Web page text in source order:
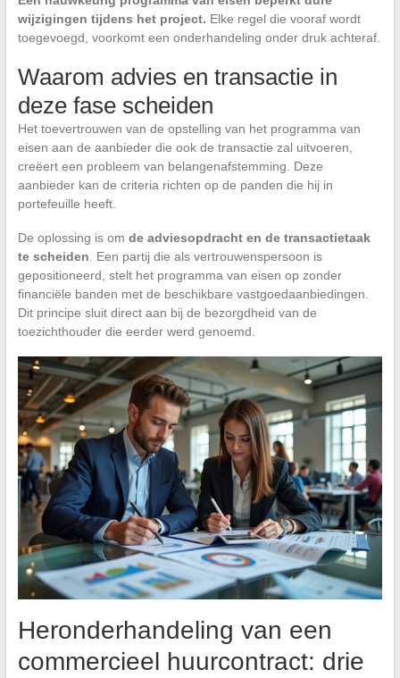
wijzigingen tijdens het project. Elke regel die vooraf wordt
toegevoegd, voorkomt een onderhandeling onder druk achteraf.
Waarom advies en transactie in
deze fase scheiden
Het toevertrouwen van de opstelling van het programma van
eisen aan de aanbieder die ook de transactie zal uitvoeren,
creëert een probleem van belangenafstemming. Deze
aanbieder kan de criteria richten op de panden die hij in
portefeuille heeft.
De oplossing is om de adviesopdracht en de transactietaak
te scheiden . Een partij die als vertrouwenspersoon is
gepositioneerd, stelt het programma van eisen op zonder
financiële banden met de beschikbare vastgoedaanbiedingen.
Dit principe sluit direct aan bij de bezorgdheid van de
toezichthouder die eerder werd genoemd.
Heronderhandeling van een
commercieel huurcontract: drie